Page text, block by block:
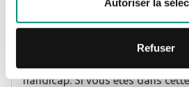
Refuser
handicap. Si vous êtes dans